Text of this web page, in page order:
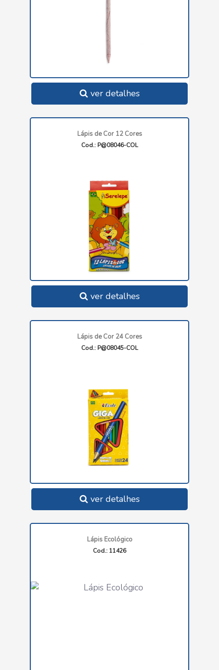
ver detalhes
Lápis de Cor 12 Cores
Cod.: P@08046-COL
ver detalhes
Lápis de Cor 24 Cores
Cod.: P@08045-COL
ver detalhes
Lápis Ecológico
Cod.: 11426